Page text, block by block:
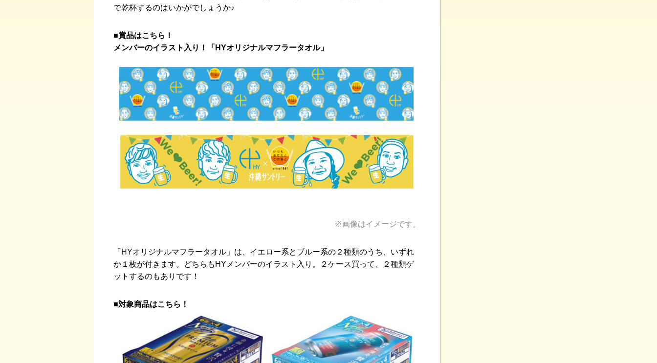
で乾杯するのはいかがでしょうか♪
■賞品はこちら！
メンバーのイラスト入り！「HYオリジナルマフラータオル」
※画像はイメージです。
「HYオリジナルマフラータオル」は、イエロー系とブルー系の２種類のうち、いずれ
か１枚が付きます。どちらもHYメンバーのイラスト入り。２ケース買って、２種類ゲ
ットするのもありです！
■対象商品はこちら！